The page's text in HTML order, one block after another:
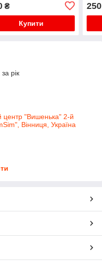
₴
Купити
250
рік
центр "Вишенька" 2-й
Вінниця, Україна